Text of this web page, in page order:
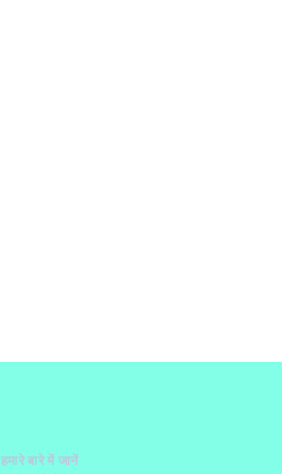
हमारे बारे में जानें